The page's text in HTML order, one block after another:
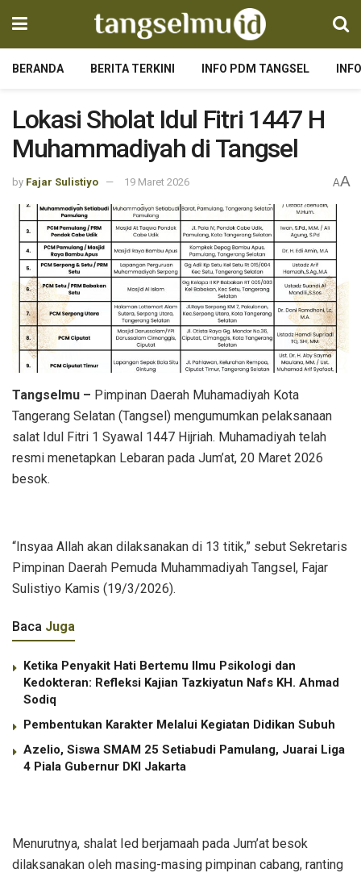
BERANDA BERITA TERKINI INFO PDM TANGSEL
Lokasi Sholat Idul Fitri 1447 H
Muhammadiyah di Tangsel
by Fajar Sulistiyo 19 Maret 2026 AA
Tangselmu – Pimpinan Daerah Muhamadiyah Kota
Tangerang Selatan (Tangsel) mengumumkan pelaksanaan
salat Idul Fitri 1 Syawal 1447 Hijriah. Muhamadiyah telah
resmi menetapkan Lebaran pada Jum’at, 20 Maret 2026
besok.
“Insyaa Allah akan dilaksanakan di 13 titik,” sebut Sekretaris
Pimpinan Daerah Pemuda Muhammadiyah Tangsel, Fajar
Sulistiyo Kamis (19/3/2026).
Baca Juga
Ketika Penyakit Hati Bertemu Ilmu Psikologi dan
Kedokteran: Refleksi Kajian Tazkiyatun Nafs KH. Ahmad
Sodiq
Pembentukan Karakter Melalui Kegiatan Didikan Subuh
Azelio, Siswa SMAM 25 Setiabudi Pamulang, Juarai Liga
4 Piala Gubernur DKI Jakarta
Menurutnya, shalat Ied berjamaah pada Jum’at besok
dilaksanakan oleh masing-masing pimpinan cabang, ranting